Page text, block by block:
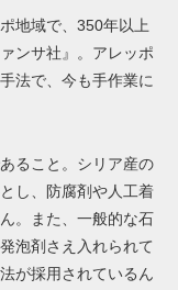
地域で、350年以上
ンサ社』。アレッポ
法で、今も手作業に
ること。シリア産の
し、防腐剤や人工着
。また、一般的な石
泡剤さえ入れられて
が採用されているん